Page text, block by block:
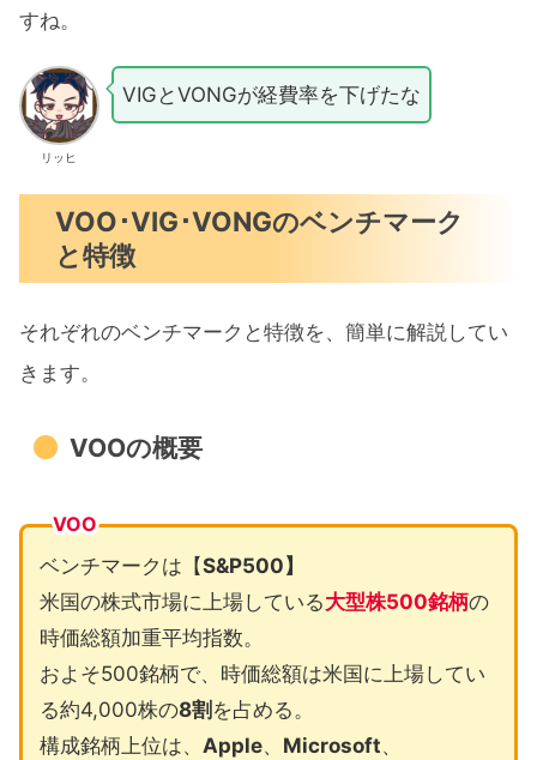
すね。
リッヒ
VIGとVONGが経費率を下げたな
VOO･VIG･VONGのベンチマーク
と特徴
それぞれのベンチマークと特徴を、簡単に解説してい
きます。
VOOの概要
VOO
ベンチマークは【S&P500】
米国の株式市場に上場している大型株500銘柄の
時価総額加重平均指数。
およそ500銘柄で、時価総額は米国に上場してい
る約4,000株の8割 を占める。
構成銘柄上位は、 Apple、 Microsoft、